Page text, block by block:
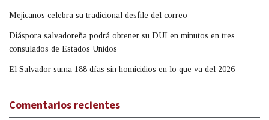
Mejicanos celebra su tradicional desfile del correo
Diáspora salvadoreña podrá obtener su DUI en minutos en tres
consulados de Estados Unidos
El Salvador suma 188 días sin homicidios en lo que va del 2026
Comentarios recientes